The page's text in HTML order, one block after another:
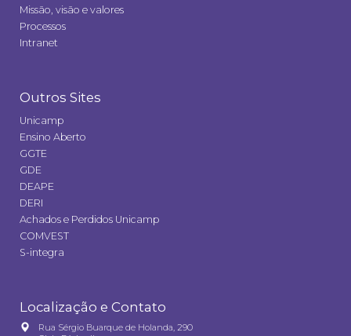
Missão, visão e valores
Processos
Intranet
Outros Sites
Unicamp
Ensino Aberto
GGTE
GDE
DEAPE
DERI
Achados e Perdidos Unicamp
COMVEST
S-integra
Localização e Contato
Rua Sérgio Buarque de Holanda, 290